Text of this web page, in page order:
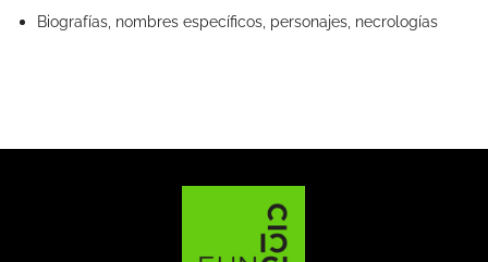
Biografías, nombres específicos, personajes, necrologías